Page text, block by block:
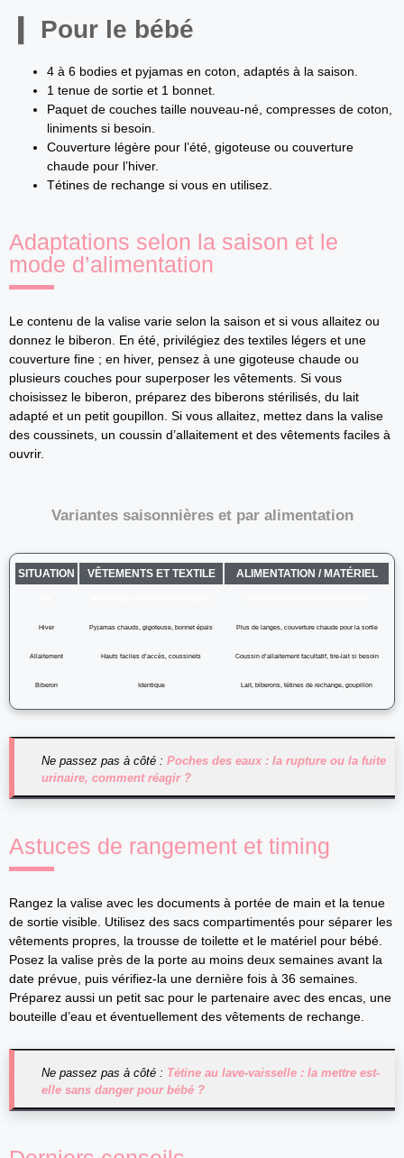
Pour le bébé
4 à 6 bodies et pyjamas en coton, adaptés à la saison.
1 tenue de sortie et 1 bonnet.
Paquet de couches taille nouveau-né, compresses de coton,
liniments si besoin.
Couverture légère pour l’été, gigoteuse ou couverture
chaude pour l’hiver.
Tétines de rechange si vous en utilisez.
Adaptations selon la saison et le
mode d’alimentation
Le contenu de la valise varie selon la saison et si vous allaitez ou
donnez le biberon. En été, privilégiez des textiles légers et une
couverture fine ; en hiver, pensez à une gigoteuse chaude ou
plusieurs couches pour superposer les vêtements. Si vous
choisissez le biberon, préparez des biberons stérilisés, du lait
adapté et un petit goupillon. Si vous allaitez, mettez dans la valise
des coussinets, un coussin d’allaitement et des vêtements faciles à
ouvrir.
Variantes saisonnières et par alimentation
SITUATION VÊTEMENTS ET TEXTILE ALIMENTATION / MATÉRIEL
Hiver Pyjamas chauds, gigoteuse, bonnet épais Plus de langes, couverture chaude pour la sortie
Allaitement Hauts faciles d’accès, coussinets Coussin d’allaitement facultatif, tire-lait si besoin
Biberon Identique Lait, biberons, tétines de rechange, goupillon
Ne passez pas à côté : Poches des eaux : la rupture ou la fuite
urinaire, comment réagir ?
Astuces de rangement et timing
Rangez la valise avec les documents à portée de main et la tenue
de sortie visible. Utilisez des sacs compartimentés pour séparer les
vêtements propres, la trousse de toilette et le matériel pour bébé.
Posez la valise près de la porte au moins deux semaines avant la
date prévue, puis vérifiez-la une dernière fois à 36 semaines.
Préparez aussi un petit sac pour le partenaire avec des encas, une
bouteille d’eau et éventuellement des vêtements de rechange.
Ne passez pas à côté : Tétine au lave-vaisselle : la mettre est-
elle sans danger pour bébé ?